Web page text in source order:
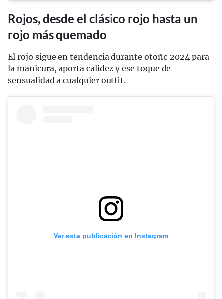
Rojos, desde el clásico rojo hasta un
rojo más quemado
El rojo sigue en tendencia durante otoño 2024 para
la manicura, aporta calidez y ese toque de
sensualidad a cualquier outfit.
Ver esta publicación en Instagram